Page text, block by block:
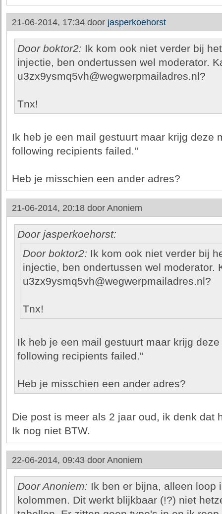
21-06-2014, 17:34 door jasperkoehorst
Door boktor2: Ik kom ook niet verder bij
injectie, ben ondertussen wel moderator.
u3zx9ysmq5vh@wegwerpmailadres.nl?
Tnx!
Ik heb je een mail gestuurt maar krijg deze
following recipients failed.''
Heb je misschien een ander adres?
21-06-2014, 20:18 door Anoniem
Door jasperkoehorst:
Door boktor2: Ik kom ook niet verder bij
injectie, ben ondertussen wel moderator.
u3zx9ysmq5vh@wegwerpmailadres.nl?
Tnx!
Ik heb je een mail gestuurt maar krijg
following recipients failed.''
Heb je misschien een ander adres?
Die post is meer als 2 jaar oud, ik denk dat
Ik nog niet BTW.
22-06-2014, 09:43 door Anoniem
Door Anoniem: Ik ben er bijna, alleen loop
kolommen. Dit werkt blijkbaar (!?) niet